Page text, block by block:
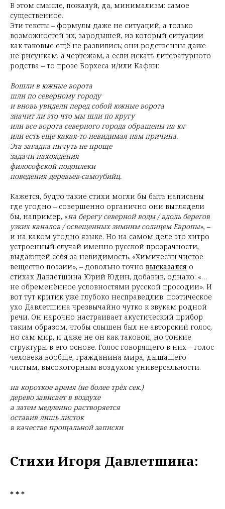
В этом смысле, пожалуй, да, минимализм: самое
существенное.
Эти тексты – формулы даже не ситуаций, а только
возможностей их, зародышей, из который ситуации
как таковые ещё не развились; они родственны даже
не рисункам, а чертежам, а если искать литературного
родства – то прозе Борхеса и/или Кафки:
Вошли в южные ворота
шли по северному городу
и вновь увидели перед собой южные ворота
значит ли это что мы шли по кругу
или все ворота северного города обращены на юг
или есть еще какая-то невидимая нам причина.
Эта загадка ничуть не проще
задачи нахождения
философской подоплеки
поведения деревьев-самоубийц.
Кажется, будто такие стихи могли бы быть написаны
где угодно – совершенно органично они выглядели
бы, например, «на берегу северной воды / вдоль берегов
узких каналов / освещенных зимним солнцем Европы», –
и на каком угодно языке. Но на самом деле это хитро
устроенный случай именно русской прозрачности,
выдающей себя за невидимость. «Химически чистое
вещество поэзии», – довольно точно высказался о
стихах Давлетшина Юрий Юдин, добавив, однако: «…
не обременённое условностями русской просодии». И
вот тут критик уже глубоко несправедлив: поэтическое
ухо Давлетшина чрезвычайно чутко к звукам родной
речи. Он нарочно настраивает акустический прибор
таким образом, чтобы слышен был не авторский голос,
но сам мир, и даже не он как таковой, но тонкие
структуры в его основе. Голос говорящего в них – голос
человека вообще, гражданина мира, дышащего
чистым, высокогорным воздухом универсальности.
на короткое время (не более трёх сек.)
дерево зависает в воздухе
а затем медленно растворяется
оставив лишь листок
в качестве прощальной записки
Стихи Игоря Давлетшина:
* * *